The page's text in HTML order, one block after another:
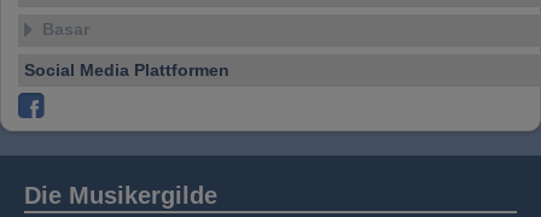
Basar
Social Media Plattformen
Die Musikergilde